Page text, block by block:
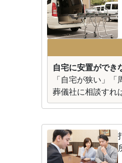
自宅に安置ができ
「自宅が狭い」
葬儀社に相談すれ